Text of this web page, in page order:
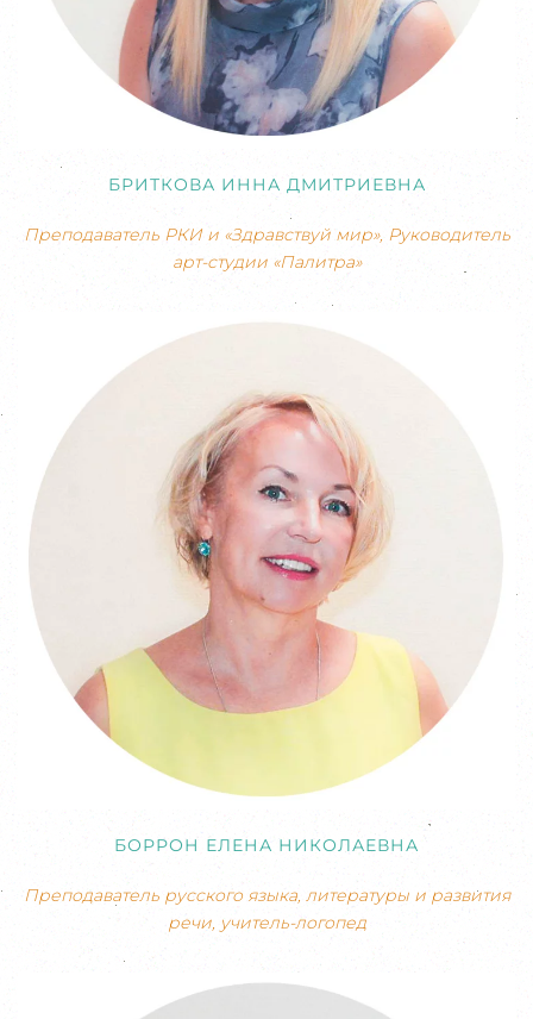
БРИТКОВА ИННА ДМИТРИЕВНА
Преподаватель РКИ и «Здравствуй мир», Руководитель
арт-студии «Палитра»
БОРРОН ЕЛЕНА НИКОЛАЕВНА
Преподаватель русского языка, литературы и развития
речи, учитель-логопед